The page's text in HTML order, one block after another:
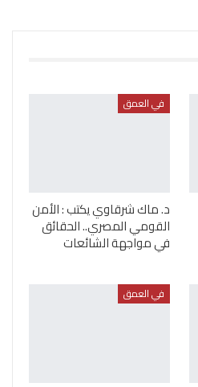
في العمق
د. ماك شرقاوي يكتب : الأمن
القومي المصري.. الحقائق
في مواجهة الشائعات
في العمق